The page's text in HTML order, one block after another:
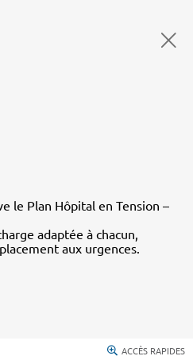
le Plan Hôpital en Tension –
adaptée à chacun,
aux urgences.
ACCÈS RAPIDES